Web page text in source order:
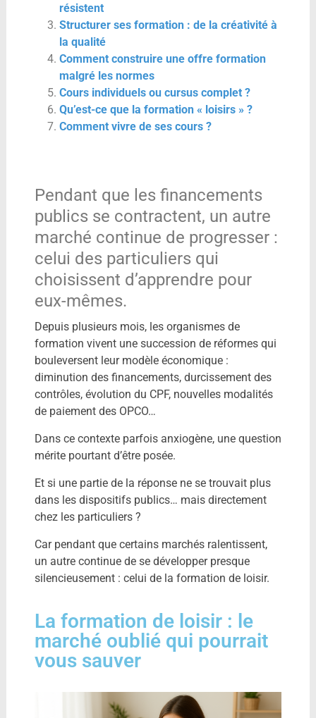
résistent
Structurer ses formation : de la créativité à
la qualité
Comment construire une offre formation
malgré les normes
Cours individuels ou cursus complet ?
Qu’est-ce que la formation « loisirs » ?
Comment vivre de ses cours ?
Pendant que les financements
publics se contractent, un autre
marché continue de progresser :
celui des particuliers qui
choisissent d’apprendre pour
eux-mêmes.
Depuis plusieurs mois, les organismes de
formation vivent une succession de réformes qui
bouleversent leur modèle économique :
diminution des financements, durcissement des
contrôles, évolution du CPF, nouvelles modalités
de paiement des OPCO…
Dans ce contexte parfois anxiogène, une question
mérite pourtant d’être posée.
Et si une partie de la réponse ne se trouvait plus
dans les dispositifs publics… mais directement
chez les particuliers ?
Car pendant que certains marchés ralentissent,
un autre continue de se développer presque
silencieusement : celui de la formation de loisir.
La formation de loisir : le
marché oublié qui pourrait
vous sauver